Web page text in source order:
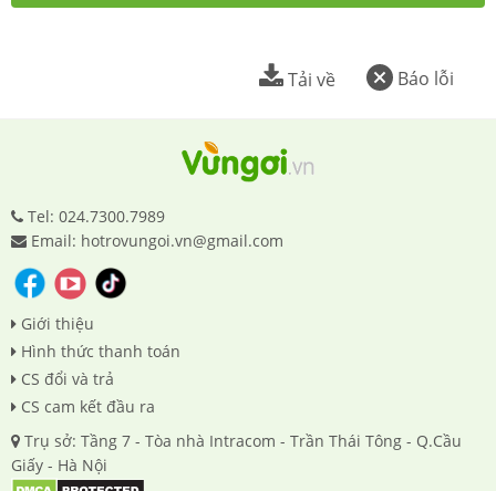
Báo lỗi
Tải về
Tel: 024.7300.7989
Email: hotrovungoi.vn@gmail.com
Giới thiệu
Hình thức thanh toán
CS đổi và trả
CS cam kết đầu ra
Trụ sở: Tầng 7 - Tòa nhà Intracom - Trần Thái Tông - Q.Cầu
Giấy - Hà Nội